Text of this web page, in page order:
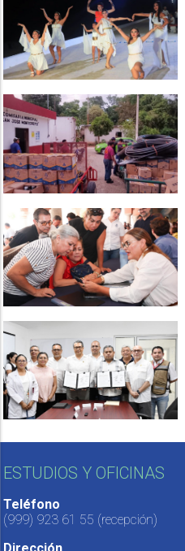
ESTUDIOS Y OFICINAS
Teléfono
(999) 923 61 55 (recepción)
Dirección